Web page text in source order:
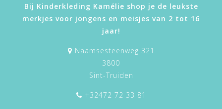
Bij Kinderkleding Kamélie shop je de leukste
merkjes voor jongens en meisjes van 2 tot 16
jaar!
Naamsesteenweg 321
3800
Sint-Truiden
+32472 72 33 81